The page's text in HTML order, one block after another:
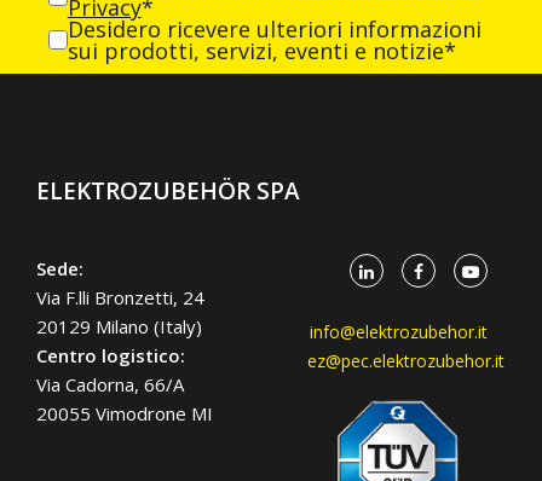
Privacy*
Desidero ricevere ulteriori informazioni
sui prodotti, servizi, eventi e notizie*
ELEKTROZUBEHÖR SPA
Sede:
Via F.lli Bronzetti, 24
20129 Milano (Italy)
Centro logistico:
Via Cadorna, 66/A
20055 Vimodrone MI
info@elektrozubehor.it
ez@pec.elektrozubehor.it